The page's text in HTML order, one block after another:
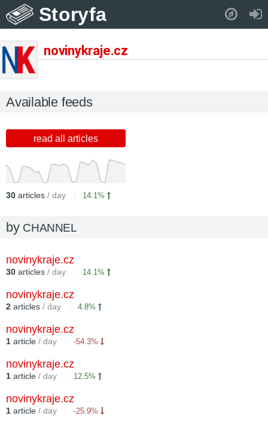
Storyfa
novinykraje.cz
Available feeds
read all articles
30 articles / day 14.1%
by CHANNEL
novinykraje.cz
30 articles / day 14.1%
novinykraje.cz
2 articles / day 4.8%
novinykraje.cz
1 article / day -54.3%
novinykraje.cz
1 article / day 12.5%
novinykraje.cz
1 article / day -25.9%
Pull down to refresh..